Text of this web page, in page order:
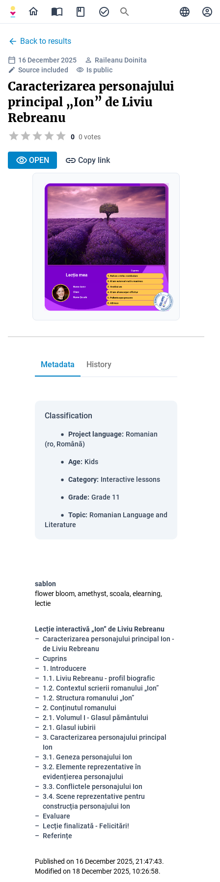
Back to results
16 December 2025
Raileanu Doinita
Source included
Is public
Caracterizarea personajului
principal „Ion” de Liviu
Rebreanu
0 0 votes
OPEN Copy link
Metadata History
Classification
Project language: Romanian
(ro, Română)
Age: Kids
Category: Interactive lessons
Grade: Grade 11
Topic: Romanian Language and
Literature
sablon
flower bloom, amethyst, scoala, elearning,
lectie
Lecție interactivă „Ion” de Liviu Rebreanu
Caracterizarea personajului principal Ion -
de Liviu Rebreanu
Cuprins
1. Introducere
1.1. Liviu Rebreanu - profil biografic
1.2. Contextul scrierii romanului „Ion”
1.2. Structura romanului „Ion”
2. Conținutul romanului
2.1. Volumul I - Glasul pământului
2.1. Glasul iubirii
3. Caracterizarea personajului principal
Ion
3.1. Geneza personajului Ion
3.2. Elemente reprezentative în
evidențierea personajului
3.3. Conflictele personajului Ion
3.4. Scene reprezentative pentru
construcția personajului Ion
Evaluare
Lecție finalizată - Felicitări!
Referințe
Published on 16 December 2025, 21:47:43.
Modified on 18 December 2025, 10:26:58.